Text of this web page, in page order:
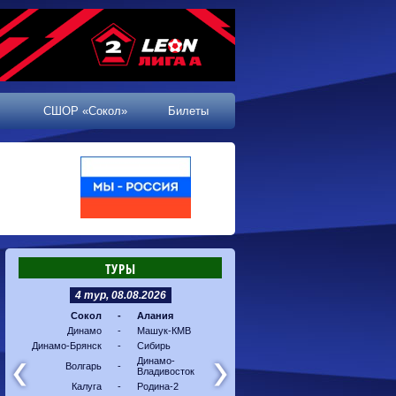
СШОР «Сокол» Билеты
ТУРЫ
4 тур, 08.08.2026
Сокол -
Алания
Динамо
-
Машук-КМВ
Динамо-Брянск
-
Сибирь
Волгарь
-
Динамо-
Владивосток
Калуга
- Родина-2
Сибирь